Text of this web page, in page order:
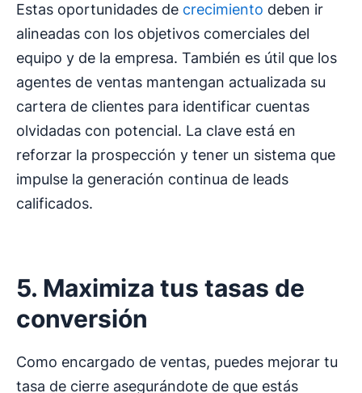
Estas oportunidades de crecimiento deben ir
alineadas con los objetivos comerciales del
equipo y de la empresa. También es útil que los
agentes de ventas mantengan actualizada su
cartera de clientes para identificar cuentas
olvidadas con potencial. La clave está en
reforzar la prospección y tener un sistema que
impulse la generación continua de leads
calificados.
5. Maximiza tus tasas de
conversión
Como encargado de ventas, puedes mejorar tu
tasa de cierre asegurándote de que estás